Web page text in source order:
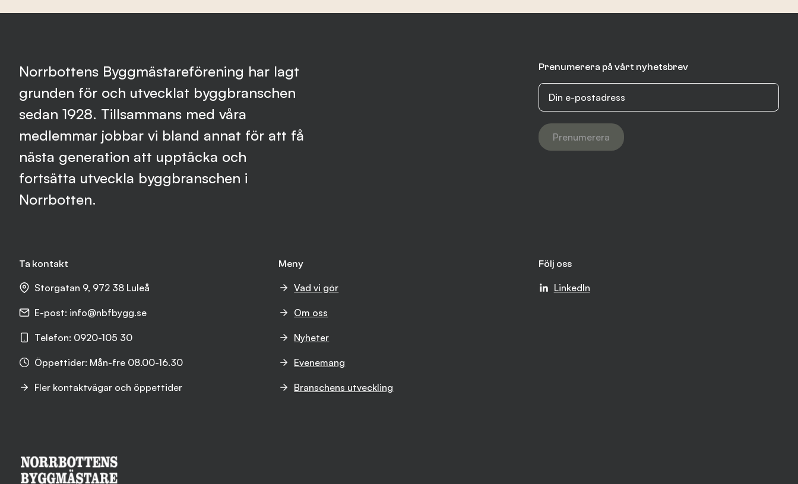
Besök nbf.se
Norrbottens Byggmästareförening har lagt
grunden för och utvecklat byggbranschen
sedan 1928. Tillsammans med våra
medlemmar jobbar vi bland annat för att få
nästa generation att upptäcka och
fortsätta utveckla byggbranschen i
Norrbotten.
Prenumerera på vårt nyhetsbrev
Prenumerera
Ta kontakt
Storgatan 9, 972 38 Luleå
E-post: info@nbfbygg.se
Telefon: 0920-105 30
Öppettider: Mån-fre 08.00-16.30
Fler kontaktvägar och öppettider
Meny
Vad vi gör
Om oss
Nyheter
Evenemang
Branschens utveckling
Följ oss
LinkedIn